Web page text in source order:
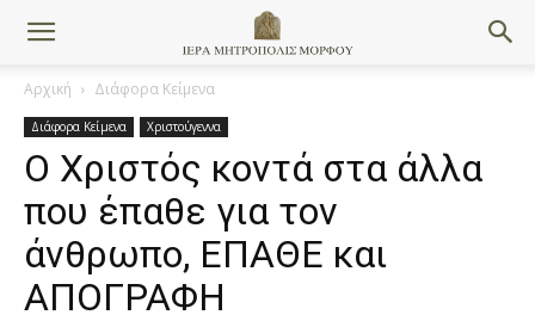
Αρχική Διάφορα Κείμενα
Διάφορα Κείμενα Χριστούγεννα
Ο Χριστός κοντά στα άλλα
που έπαθε για τον
άνθρωπο, ΕΠΑΘΕ και
ΑΠΟΓΡΑΦΗ